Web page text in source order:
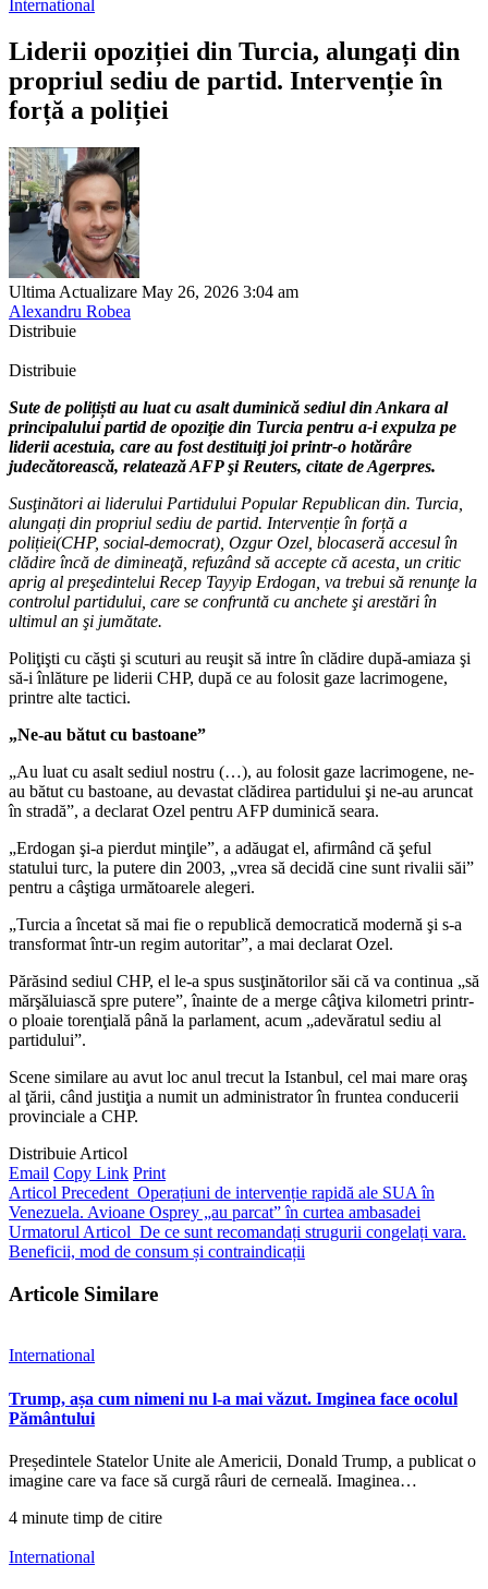
International
Liderii opoziției din Turcia, alungați din
propriul sediu de partid. Intervenție în
forță a poliției
Ultima Actualizare May 26, 2026 3:04 am
Alexandru Robea
Distribuie
Distribuie
Sute de polițiști au luat cu asalt duminică sediul din Ankara al
principalului partid de opoziţie din Turcia pentru a-i expulza pe
liderii acestuia, care au fost destituiţi joi printr-o hotărâre
judecătorească, relatează AFP şi Reuters, citate de Agerpres.
Susţinători ai liderului Partidului Popular Republican din. Turcia,
alungați din propriul sediu de partid. Intervenție în forță a
poliției(CHP, social-democrat), Ozgur Ozel, blocaseră accesul în
clădire încă de dimineaţă, refuzând să accepte că acesta, un critic
aprig al preşedintelui Recep Tayyip Erdogan, va trebui să renunţe la
controlul partidului, care se confruntă cu anchete şi arestări în
ultimul an şi jumătate.
Poliţişti cu căşti şi scuturi au reuşit să intre în clădire după-amiaza şi
să-i înlăture pe liderii CHP, după ce au folosit gaze lacrimogene,
printre alte tactici.
„Ne-au bătut cu bastoane”
„Au luat cu asalt sediul nostru (…), au folosit gaze lacrimogene, ne-
au bătut cu bastoane, au devastat clădirea partidului şi ne-au aruncat
în stradă”, a declarat Ozel pentru AFP duminică seara.
„Erdogan şi-a pierdut minţile”, a adăugat el, afirmând că şeful
statului turc, la putere din 2003, „vrea să decidă cine sunt rivalii săi”
pentru a câştiga următoarele alegeri.
„Turcia a încetat să mai fie o republică democratică modernă şi s-a
transformat într-un regim autoritar”, a mai declarat Ozel.
Părăsind sediul CHP, el le-a spus susţinătorilor săi că va continua „să
mărşăluiască spre putere”, înainte de a merge câţiva kilometri printr-
o ploaie torenţială până la parlament, acum „adevăratul sediu al
partidului”.
Scene similare au avut loc anul trecut la Istanbul, cel mai mare oraş
al ţării, când justiţia a numit un administrator în fruntea conducerii
provinciale a CHP.
Distribuie Articol
Email Copy Link Print
Articol Precedent Operațiuni de intervenție rapidă ale SUA în
Venezuela. Avioane Osprey „au parcat” în curtea ambasadei
Urmatorul Articol De ce sunt recomandați strugurii congelați vara.
Beneficii, mod de consum și contraindicații
Articole Similare
International
Trump, așa cum nimeni nu l-a mai văzut. Imginea face ocolul
Pământului
Președintele Statelor Unite ale Americii, Donald Trump, a publicat o
imagine care va face să curgă râuri de cerneală. Imaginea…
4 minute timp de citire
International